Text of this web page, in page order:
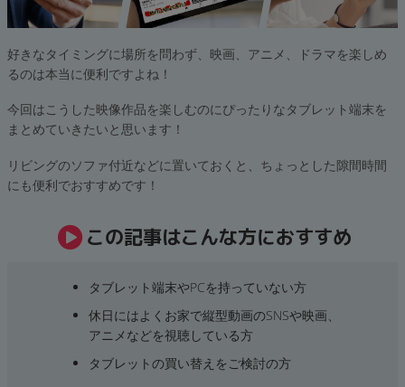
好きなタイミングに場所を問わず、映画、アニメ、ドラマを楽しめ
るのは本当に便利ですよね！
今回はこうした映像作品を楽しむのにぴったりなタブレット端末を
まとめていきたいと思います！
リビングのソファ付近などに置いておくと、ちょっとした隙間時間
にも便利でおすすめです！
この記事はこんな方におすすめ
タブレット端末やPCを持っていない方
休日にはよくお家で縦型動画のSNSや映画、
アニメなどを視聴している方
タブレットの買い替えをご検討の方
ドライブ
ランク
「新品」「未使用」「中古」など
CPU
CPUの絞り込み
OS